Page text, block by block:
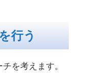
行う
を考えます。